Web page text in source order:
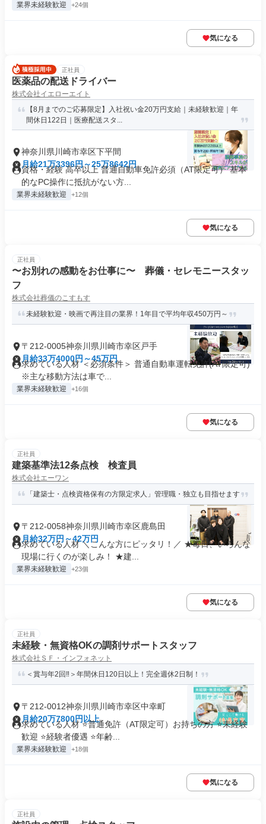
業界未経験歓迎 +24個
気になる
正社員
医薬品の配送ドライバー
株式会社イエローエイト
【8月までのご応募限定】入社祝い金20万円支給｜未経験歓迎｜年
間休日122日｜医療配送スタ...
神奈川県川崎市幸区下平間
月給21万3396円～25万8642円
資格・経験 高卒以上 普通自動車免許必須（AT限定可） 基本
的なPC操作に抵抗がない方...
業界未経験歓迎 +12個
気になる
正社員
〜お別れの感動をお仕事に〜 葬儀・セレモニースタッ
フ
株式会社葬儀のこすもす
未経験歓迎・映画で再注目の業界！1年目で平均年収450万円～
〒212-0005神奈川県川崎市幸区戸手
月給33万4000円～45万円
求めている人材 ＜必須条件＞ 普通自動車運転免許(AT限定可)
※主な移動方法は車で...
業界未経験歓迎 +16個
気になる
正社員
建築基準法12条点検 検査員
株式会社エーワン
「建築士・点検資格保有の方限定求人」管理職・独立も目指せます
〒212-0058神奈川県川崎市幸区鹿島田
月給32万円～42万円
求めている人材 ＼こんな方にピッタリ！／ ★毎日、いろんな
現場に行くのが楽しみ！ ★建...
業界未経験歓迎 +23個
気になる
正社員
未経験・無資格OKの調剤サポートスタッフ
株式会社ＳＦ・インフォネット
＜賞与年2回‼＞年間休日120日以上！完全週休2日制！
〒212-0012神奈川県川崎市幸区中幸町
月給20万7800円以上
求めている人材 ⭐普通免許（AT限定可）お持ちの方 ⭐未経験
歓迎 ⭐経験者優遇 ⭐年齢...
業界未経験歓迎 +18個
気になる
正社員